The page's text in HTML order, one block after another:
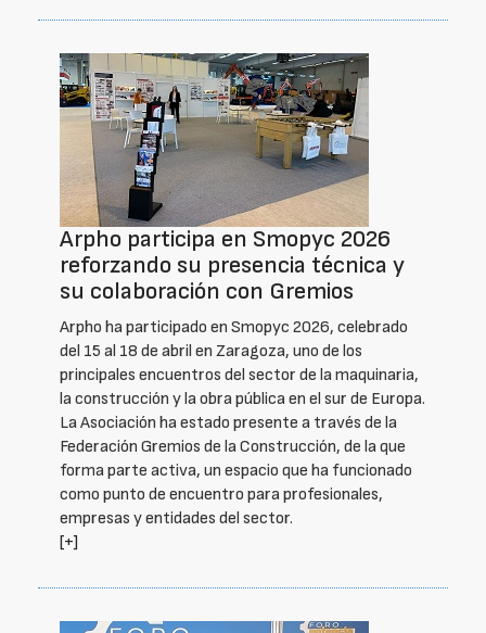
Arpho participa en Smopyc 2026
reforzando su presencia técnica y
su colaboración con Gremios
Arpho ha participado en Smopyc 2026, celebrado
del 15 al 18 de abril en Zaragoza, uno de los
principales encuentros del sector de la maquinaria,
la construcción y la obra pública en el sur de Europa.
La Asociación ha estado presente a través de la
Federación Gremios de la Construcción, de la que
forma parte activa, un espacio que ha funcionado
como punto de encuentro para profesionales,
empresas y entidades del sector.
[+]